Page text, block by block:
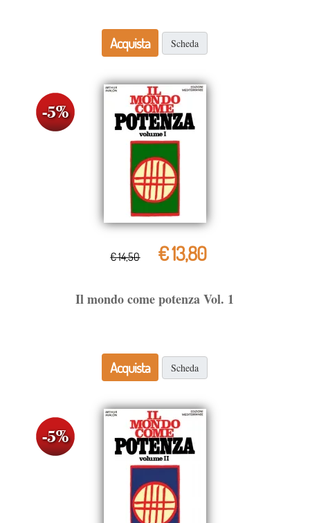
Acquista Scheda
€ 14,50 € 13,80
Il mondo come potenza Vol. 1
Acquista Scheda